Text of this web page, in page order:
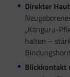
Direkter
„Känguru-
halten –
Blickkontakt